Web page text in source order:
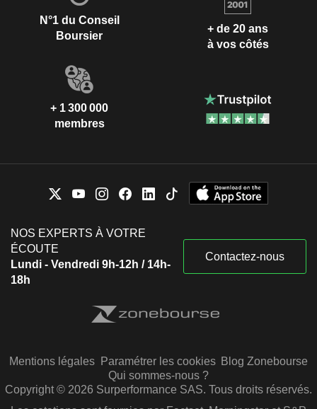
N°1 du Conseil
Boursier
+ de 20 ans
à vos côtés
+ 1 300 000
membres
NOS EXPERTS À VOTRE
ÉCOUTE
Lundi - Vendredi 9h-12h / 14h-
18h
Contactez-nous
Mentions légales Paramétrer les cookies Blog Zonebourse
Qui sommes-nous ?
Copyright © 2026 Surperformance SAS. Tous droits réservés.